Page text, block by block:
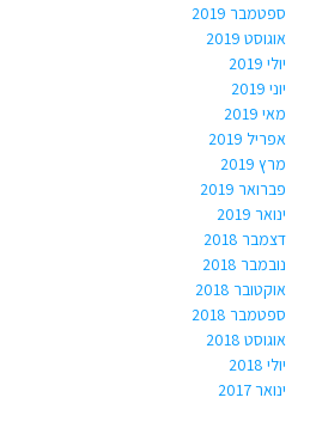
ספטמבר 2019
אוגוסט 2019
יולי 2019
יוני 2019
מאי 2019
אפריל 2019
מרץ 2019
פברואר 2019
ינואר 2019
דצמבר 2018
נובמבר 2018
אוקטובר 2018
ספטמבר 2018
אוגוסט 2018
יולי 2018
ינואר 2017